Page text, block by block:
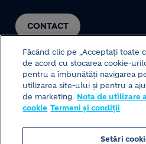
CONTACT
© HOLCIM 2026
Făcând clic pe „Acceptați toate
de acord cu stocarea cookie-
pentru a îmbunătăți navigarea
utilizarea site-ului și pentru a
de marketing. Nota de utilizare
cookie Termeni și condiții
Setări